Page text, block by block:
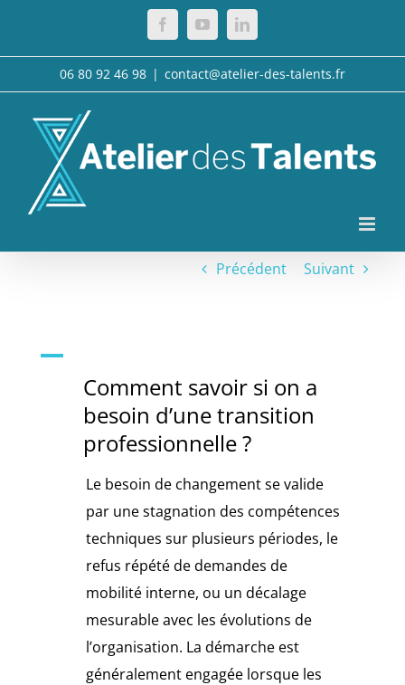
FacebookYouTubeLinkedIn
06 80 92 46 98 | contact@atelier-des-talents.fr
Précédent Suivant
A
Comment savoir si on a
besoin d’une transition
professionnelle ?
Le besoin de changement se valide
par une stagnation des compétences
techniques sur plusieurs périodes, le
refus répété de demandes de
mobilité interne, ou un décalage
mesurable avec les évolutions de
l’organisation. La démarche est
généralement engagée lorsque les